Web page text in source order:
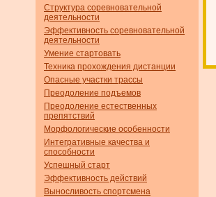
Структура соревновательной
деятельности
Эффективность соревновательной
деятельности
Умение стартовать
Техника прохождения дистанции
Опасные участки трассы
Преодоление подъемов
Преодоление естественных
препятствий
Морфологические особенности
Интегративные качества и
способности
Успешный старт
Эффективность действий
Выносливость спортсмена